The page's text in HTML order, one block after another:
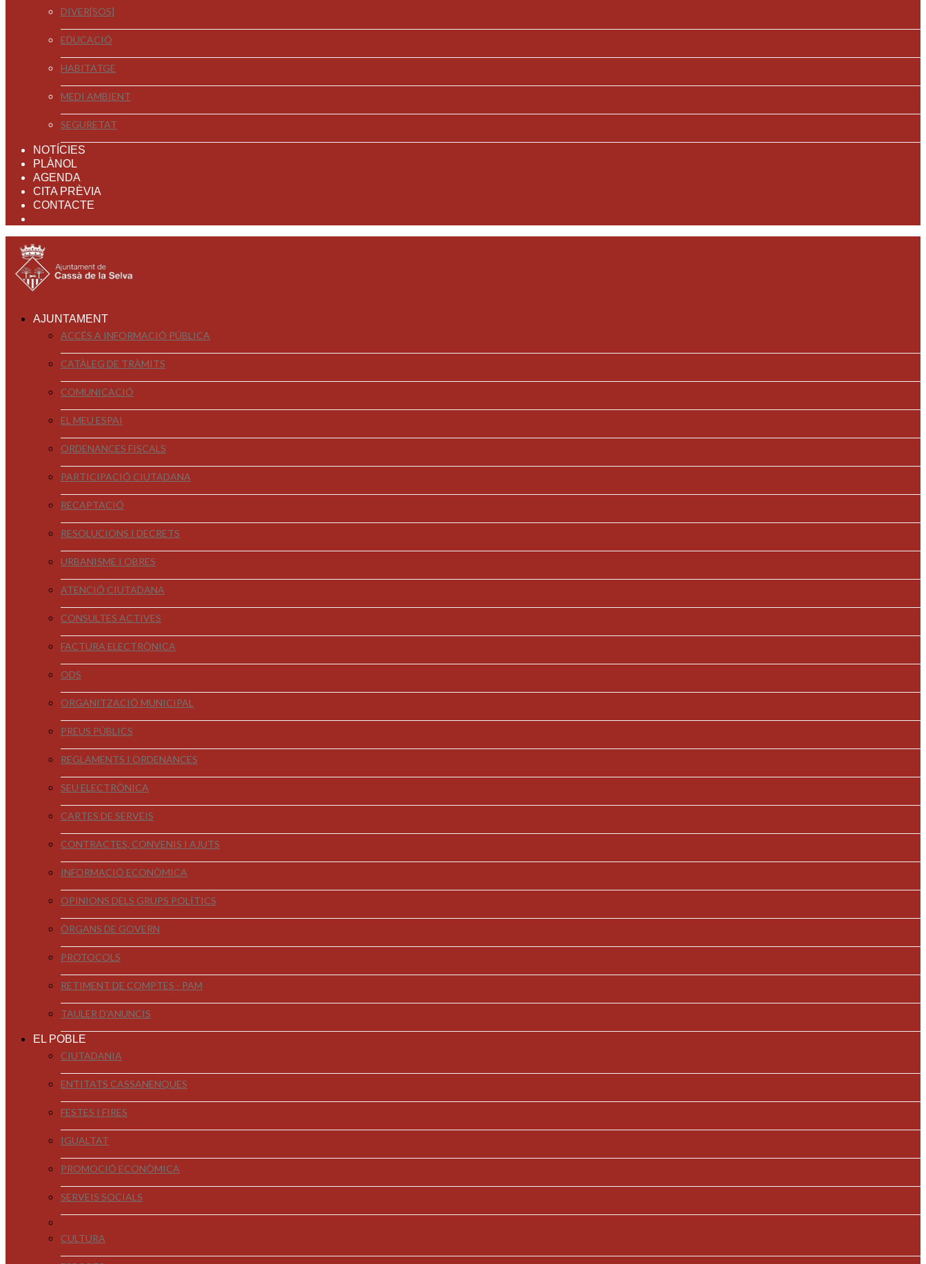
DIVER[SOS]
EDUCACIÓ
HABITATGE
MEDI AMBIENT
SEGURETAT
NOTÍCIES
PLÀNOL
AGENDA
CITA PRÈVIA
CONTACTE
AJUNTAMENT
ACCÉS A INFORMACIÓ PÚBLICA
CATÀLEG DE TRÀMITS
COMUNICACIÓ
EL MEU ESPAI
ORDENANCES FISCALS
PARTICIPACIÓ CIUTADANA
RECAPTACIÓ
RESOLUCIONS I DECRETS
URBANISME I OBRES
ATENCIÓ CIUTADANA
CONSULTES ACTIVES
FACTURA ELECTRÒNICA
ODS
ORGANITZACIÓ MUNICIPAL
PREUS PÚBLICS
REGLAMENTS I ORDENANCES
SEU ELECTRÒNICA
CARTES DE SERVEIS
CONTRACTES, CONVENIS I AJUTS
INFORMACIÓ ECONÒMICA
OPINIONS DELS GRUPS POLÍTICS
ÒRGANS DE GOVERN
PROTOCOLS
RETIMENT DE COMPTES - PAM
TAULER D'ANUNCIS
EL POBLE
CIUTADANIA
ENTITATS CASSANENQUES
FESTES I FIRES
IGUALTAT
PROMOCIÓ ECONÒMICA
SERVEIS SOCIALS
CULTURA